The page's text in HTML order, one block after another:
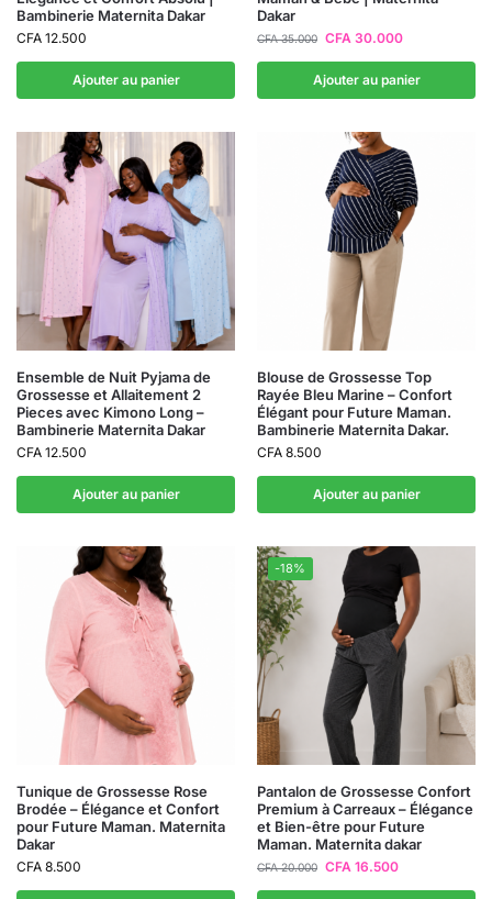
Bambinerie Maternita Dakar
CFA 12.500
Ajouter au panier
Dakar
CFA35.000 CFA 30.000
Ajouter au panier
Ensemble de Nuit Pyjama de
Grossesse et Allaitement 2
Pieces avec Kimono Long –
Bambinerie Maternita Dakar
CFA 12.500
Ajouter au panier
Blouse de Grossesse Top
Rayée Bleu Marine – Confort
Élégant pour Future Maman.
Bambinerie Maternita Dakar.
CFA 8.500
Ajouter au panier
Tunique de Grossesse Rose
Brodée – Élégance et Confort
pour Future Maman. Maternita
Dakar
CFA 8.500
-18%
Pantalon de Grossesse Confort
Premium à Carreaux – Élégance
et Bien-être pour Future
Maman. Maternita dakar
CFA20.000 CFA 16.500